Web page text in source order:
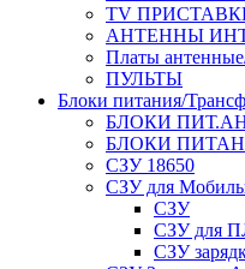
TV
АНТЕННЫ
Платы
ПУЛЬТЫ
Блоки питания/
БЛОКИ
БЛОКИ
СЗУ 18650
СЗУ для
СЗУ
СЗУ для
СЗУ